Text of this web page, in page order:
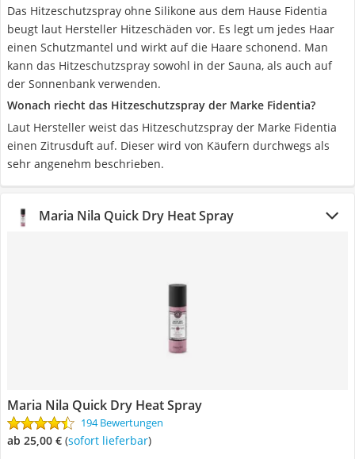
Das Hitzeschutzspray ohne Silikone aus dem Hause Fidentia
beugt laut Hersteller Hitzeschäden vor. Es legt um jedes Haar
einen Schutzmantel und wirkt auf die Haare schonend. Man
kann das Hitzeschutzspray sowohl in der Sauna, als auch auf
der Sonnenbank verwenden.
Wonach riecht das Hitzeschutzspray der Marke Fidentia?
Laut Hersteller weist das Hitzeschutzspray der Marke Fidentia
einen Zitrusduft auf. Dieser wird von Käufern durchwegs als
sehr angenehm beschrieben.
Maria Nila Quick Dry Heat Spray
Maria Nila Quick Dry Heat Spray
194 Bewertungen
ab 25,00 € ( Sofort lieferbar)